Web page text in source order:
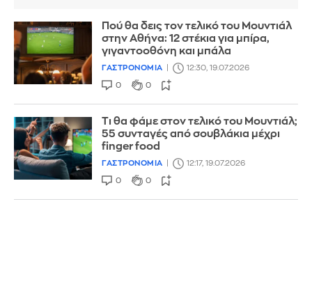
Πού θα δεις τον τελικό του Μουντιάλ
στην Αθήνα: 12 στέκια για μπίρα,
γιγαντοοθόνη και μπάλα
ΓΑΣΤΡΟΝΟΜΙΑ 12:30, 19.07.2026
0 0
Τι θα φάμε στον τελικό του Μουντιάλ;
55 συνταγές από σουβλάκια μέχρι
finger food
ΓΑΣΤΡΟΝΟΜΙΑ 12:17, 19.07.2026
0 0